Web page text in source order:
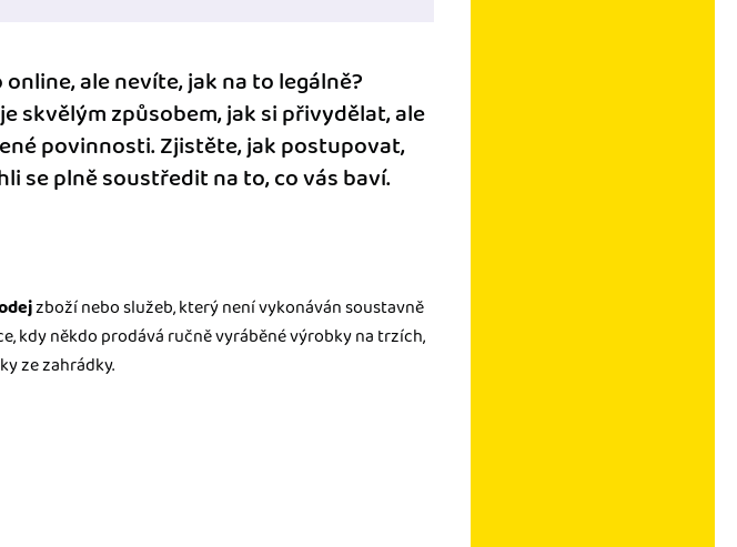
ale nevíte, jak na to legálně?
způsobem, jak si přivydělat, ale
povinnosti. Zjistěte, jak postupovat,
se plně soustředit na to, co vás baví.
zboží nebo služeb, který není vykonáván soustavně
kdy někdo prodává ručně vyráběné výrobky na trzích,
ze zahrádky.